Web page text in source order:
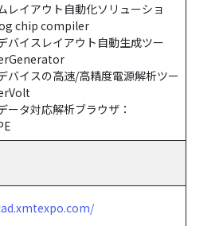
レイアウト自動化ソリューショ
chip compiler
バイスレイアウト自動生成ツー
バイスの高速/高精度電源解析ツー
ータ対応解析ブラウザ：